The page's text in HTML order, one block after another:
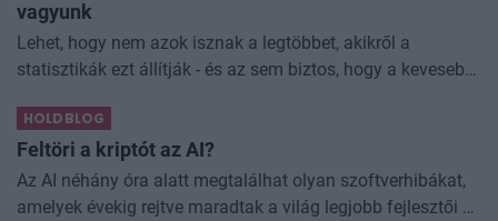
vagyunk
Lehet, hogy nem azok isznak a legtöbbet, akikről a
statisztikák ezt állítják - és az sem biztos, hogy a kevesebb
Kevesebb alkoholt iszunk
HOLDBLOG
Feltöri a kriptót az AI?
Az AI néhány óra alatt megtalálhat olyan szoftverhibákat,
amelyek évekig rejtve maradtak a világ legjobb fejlesztői és